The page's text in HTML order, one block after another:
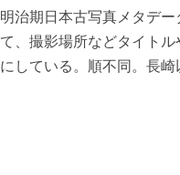
治期日本古写真メタデ
、撮影場所などタイト
している。順不同。長